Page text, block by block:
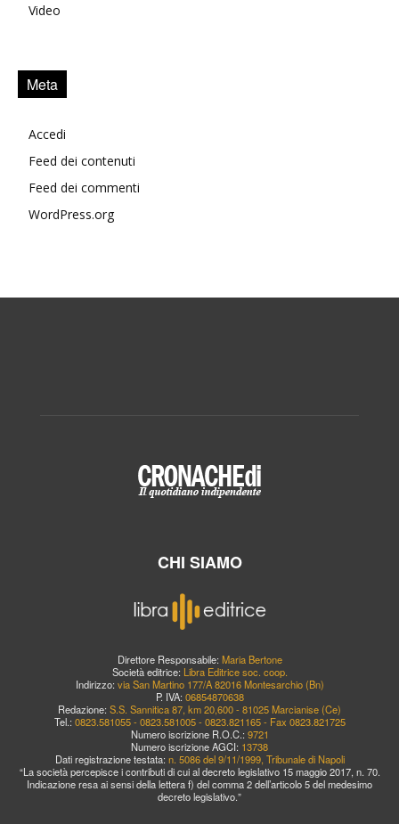
Video
Meta
Accedi
Feed dei contenuti
Feed dei commenti
WordPress.org
CHI SIAMO
Direttore Responsabile: Maria Bertone
Società editrice: Libra Editrice soc. coop.
Indirizzo: via San Martino 177/A 82016 Montesarchio (Bn)
P. IVA: 06854870638
Redazione: S.S. Sannitica 87, km 20,600 - 81025 Marcianise (Ce)
Tel.: 0823.581055 - 0823.581005 - 0823.821165 - Fax 0823.821725
Numero iscrizione R.O.C.: 9721
Numero iscrizione AGCI: 13738
Dati registrazione testata: n. 5086 del 9/11/1999, Tribunale di Napoli
“La società percepisce i contributi di cui al decreto legislativo 15 maggio 2017, n. 70.
Indicazione resa ai sensi della lettera f) del comma 2 dell’articolo 5 del medesimo
decreto legislativo.”